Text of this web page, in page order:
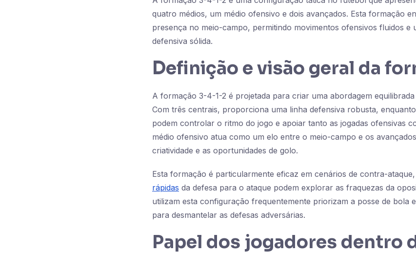
quatro médios, um médio ofensivo e dois avançados. Esta formação
presença no meio-campo, permitindo movimentos ofensivos fluidos e
defensiva sólida.
Definição e visão geral da
A formação 3-4-1-2 é projetada para criar uma abordagem
Com três centrais, proporciona uma linha defensiva robusta,
podem controlar o ritmo do jogo e apoiar tanto as jogadas ofensivas
médio ofensivo atua como um elo entre o meio-campo e os
criatividade e as oportunidades de golo.
Esta formação é particularmente eficaz em cenários de contra-
rápidas da defesa para o ataque podem explorar as fraquezas da
utilizam esta configuração frequentemente priorizam a posse de bola
para desmantelar as defesas adversárias.
Papel dos jogadores dentro